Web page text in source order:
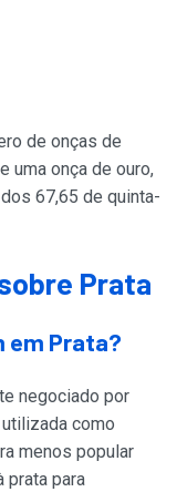
de onças de
uma onça de ouro,
67,65 de quinta-
Prata
em Prata?
negociado por
como
menos popular
prata para